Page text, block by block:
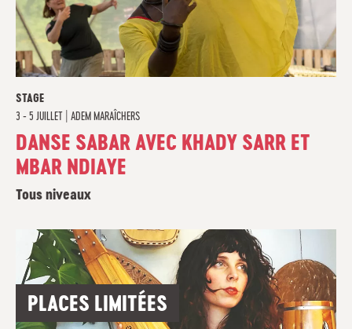
STAGE
3 - 5 JUILLET
ADEM MARAÎCHERS
DANSE SABAR AVEC KHADY SARR ET
MBAR NDIAYE
Tous niveaux
PLACES LIMITÉES